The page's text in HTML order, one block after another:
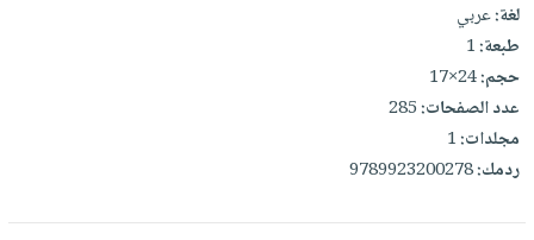
انشر
كتابك
تواصل
معنا
لغة:عربي
طبعة:1
حجم:24×17
عدد الصفحات:285
مجلدات:1
ردمك:9789923200278